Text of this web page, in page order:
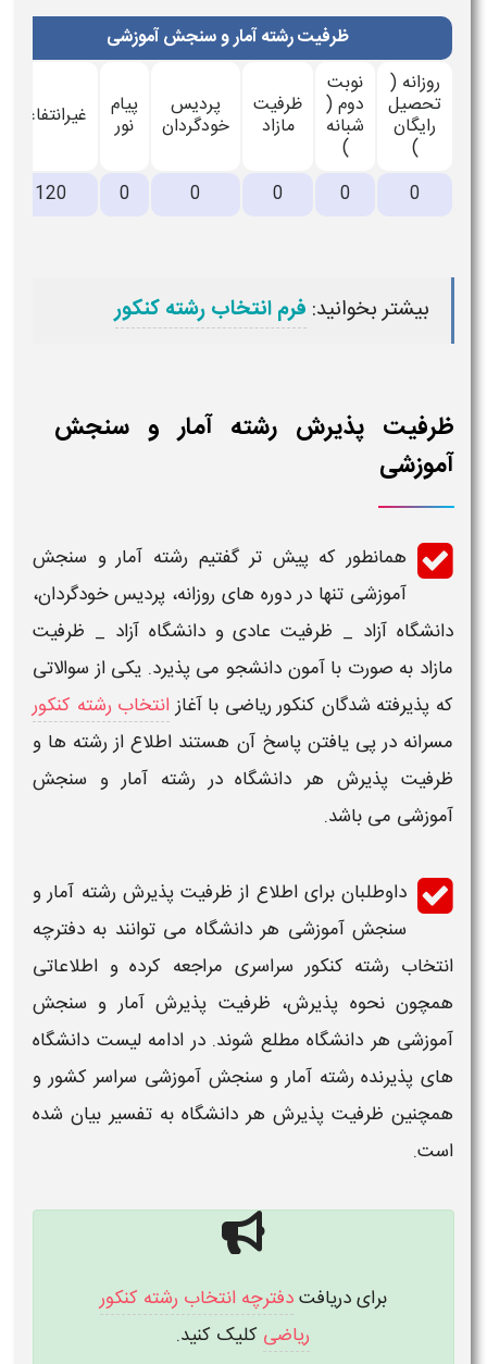
ظرفیت رشته آمار و سنجش آموزشی
روزانه (
تحصیل
رایگان
)
نوبت
دوم (
شبانه
)
ظرفیت
مازاد
پردیس
خودگردان
پیام
نور غیرانتفاعی
0
0
0
0
0
120
بیشتر بخوانید: فرم انتخاب رشته کنکور
ظرفیت پذیرش رشته آمار و سنجش
آموزشی
همانطور که پیش تر گفتیم رشته آمار و سنجش
آموزشی تنها در دوره های روزانه، پردیس خودگردان،
دانشگاه آزاد _ ظرفیت عادی ودانشگاهآزاد _ ظرفیت
مازاد به صورت با آمون دانشجو می پذیرد. یکی از سوالاتی
که پذیرفته شدگان کنکور ریاضی با آغاز انتخاب رشته کنکور
مسرانه در پی یافتن پاسخ آن هستند اطلاع از رشته ها و
ظرفیت پذیرش هر دانشگاهدررشته آمار و سنجش
آموزشی می باشد.
داوطلبان برای اطلاع از ظرفیتپذیرش رشته آمار و
سنجش آموزشی هردانشگاه می توانند به دفترچه
انتخاب رشته کنکور سراسری مراجعه کرده و اطلاعاتی
همچون نحوه پذیرش، ظرفیت پذیرش آمار و سنجش
آموزشی هر دانشگاه مطلع شوند. در ادامهلیست دانشگاه
های پذیرنده رشته آمار و سنجش آموزشی سراسر کشور و
همچنین ظرفیت پذیرش هر دانشگاه به تفسیر بیان شده
است.
برای دریافتدفترچه انتخاب رشته کنکور
ریاضی کلیک کنید.